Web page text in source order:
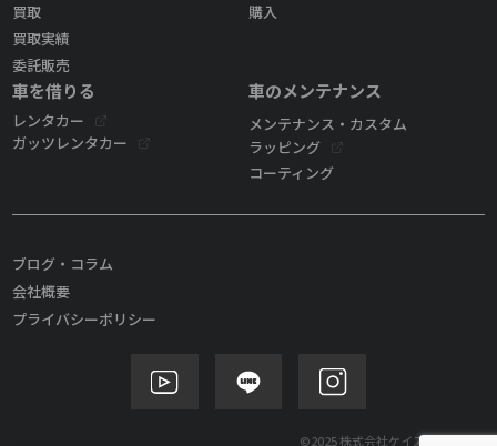
買取
買取実績
委託販売
購入
車を借りる
レンタカー
ガッツレンタカー
車のメンテナンス
メンテナンス・カスタム
ラッピング
コーティング
ブログ・コラム
会社概要
プライバシーポリシー
©2025 株式会社ケイズモビリティ